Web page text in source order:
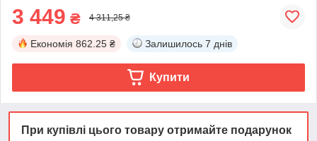
3 449 ₴ 4 311,25 ₴
Економія 862.25 ₴ Залишилось 7 днів
Купити
При купівлі цього товару отримайте подарунок